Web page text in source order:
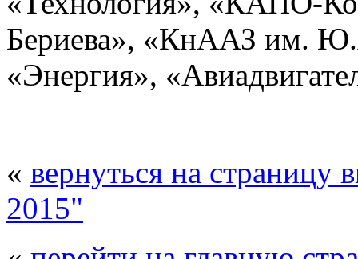
Бериева», «КнААЗ им.
«Энергия»,
« вернуться на страницу
2015"